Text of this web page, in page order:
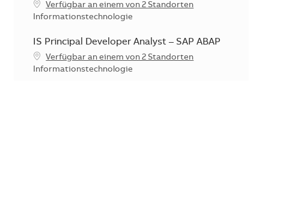
Verfügbar an einem von 2 Standorten
Kategorie
Informationstechnologie
IS Principal Developer Analyst – SAP ABAP
Verfügbar an einem von 2 Standorten
Kategorie
Informationstechnologie